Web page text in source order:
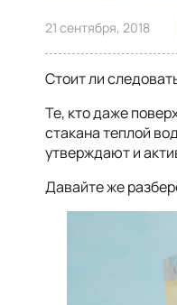
21 сентября, 2018
Стоит ли
Те, кто даже
стакана теплой
утверждают и
Давайте же